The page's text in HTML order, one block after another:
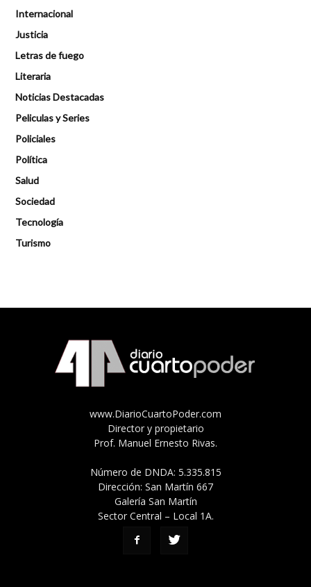
Internacional
Justicia
Letras de fuego
Literaria
Noticias Destacadas
Peliculas y Series
Policiales
Política
Salud
Sociedad
Tecnología
Turismo
www.DiarioCuartoPoder.com
Director y propietario
Prof. Manuel Ernesto Rivas.
Número de DNDA: 5.335.815
Dirección: San Martín 667
Galería San Martín
Sector Central – Local 1A.